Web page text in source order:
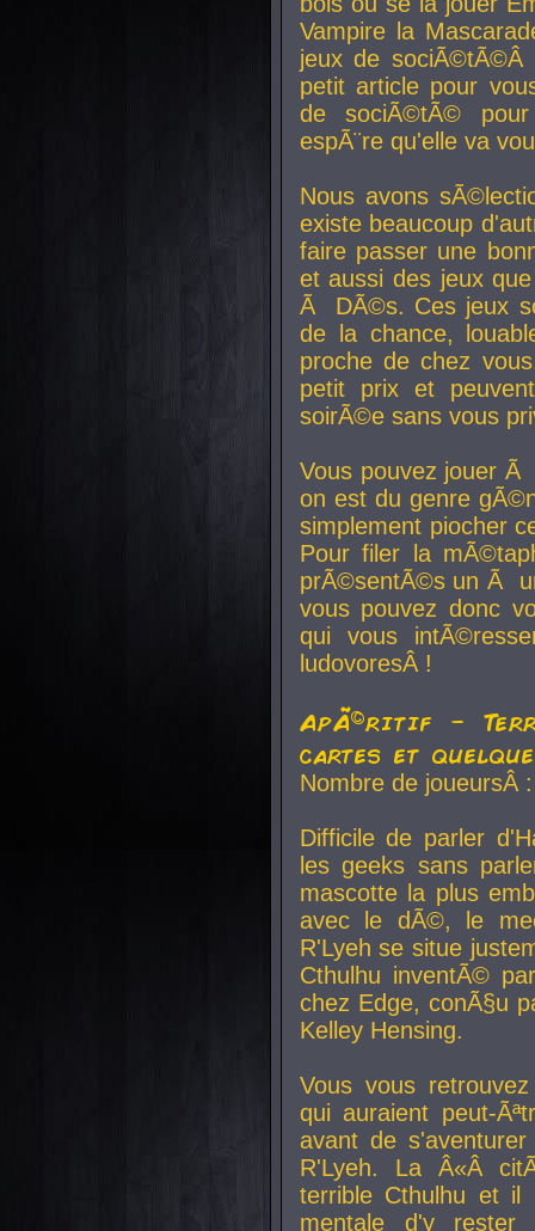
Vampire la
jeux de
petit article pour
de sociÃ©tÃ©
espÃ¨re qu'elle va
Nous avons
existe beaucoup
faire passer une
et aussi des jeux
Ã DÃ©s. Ces jeux
de la chance,
proche de chez
petit prix et
soirÃ©e sans vous
Vous pouvez jouer
on est du genre
simplement piocher
Pour filer la
prÃ©sentÃ©s un Ã
vous pouvez donc
qui vous
ludovoresÂ !
ApÃ©ritif -
cartes et
Nombre de
Difficile de parler
les geeks sans
mascotte la plus
avec le dÃ©, le
R'Lyeh se situe
Cthulhu inventÃ©
chez Edge, conÃ§u
Kelley Hensing.
Vous vous
qui auraient peut-
avant de
R'Lyeh. La Â«Â
terrible Cthulhu et
mentale d'y rester